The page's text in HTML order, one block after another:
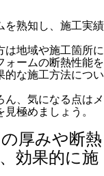
を熟知し、施工実績
は地域や施工箇所に
ォームの断熱性能を
的な施工方法につい
ん、気になる点はメ
極めましょう。
厚みや断熱
効果的に施